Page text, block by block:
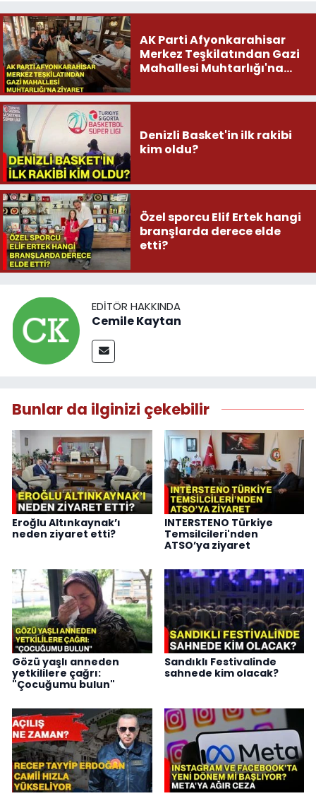
AK Parti Afyonkarahisar
Merkez Teşkilatından Gazi
Mahallesi Muhtarlığı'na
Denizli Basket'in ilk rakibi
kim oldu?
Özel sporcu Elif Ertek hangi
branşlarda derece elde
etti?
EDITÖR HAKKINDA
Cemile Kaytan
Bunlar da ilginizi çekebilir
Eroğlu Altınkaynak’ı
neden ziyaret etti?
INTERSTENO Türkiye
Temsilcileri'nden
ATSO’ya ziyaret
Gözü yaşlı anneden
yetkililere çağrı:
"Çocuğumu bulun"
Sandıklı Festivalinde
sahnede kim olacak?